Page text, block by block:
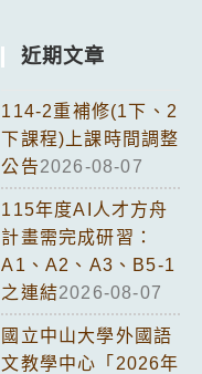
近期文章
114-2重補修(1下、2
下課程)上課時間調整
公告2026-08-07
115年度AI人才方舟
計畫需完成研習：
A1、A2、A3、B5-1
之連結2026-08-07
國立中山大學外國語
文教學中心「2026年